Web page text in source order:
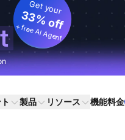
Get your
33% off
+ free AI Agent
製品 リソース 機能料金